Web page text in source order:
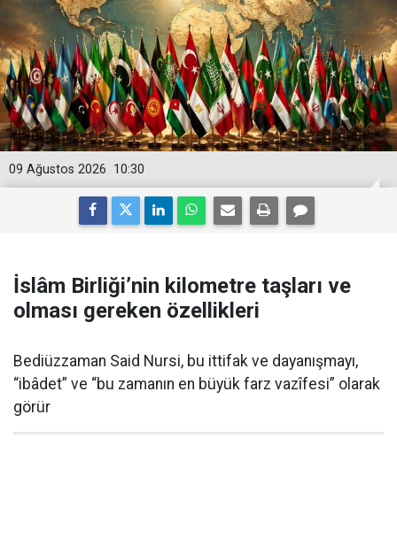
10:30
09 Ağustos 2026
İslâm Birliği’nin kilometre taşları ve
olması gereken özellikleri
Bediüzzaman Said Nursi, bu ittifak ve dayanışmayı,
“ibâdet” ve “bu zamanın en büyük farz vazîfesi” olarak
görür